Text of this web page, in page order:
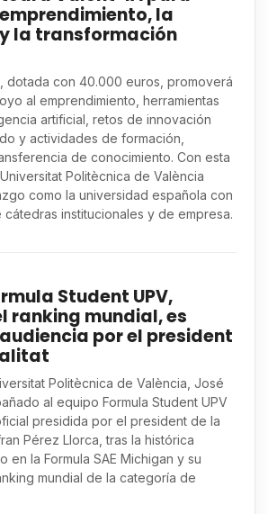
la
la transformación
dotada con 40.000 euros, promoverá
al emprendimiento, herramientas
artificial, retos de innovación
y actividades de formación,
de conocimiento. Con esta
Politècnica de València
como la universidad española con
cátedras institucionales y de empresa.
Student UPV,
ranking mundial, es
por el president
Politècnica de València, José
al equipo Formula Student UPV
presidida por el president de la
Pérez Llorca, tras la histórica
en la Formula SAE Michigan y su
mundial de la categoría de